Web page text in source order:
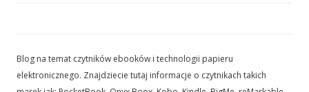
Blog na temat czytników ebooków i technologii papieru
elektronicznego. Znajdziecie tutaj informacje o czytnikach takich